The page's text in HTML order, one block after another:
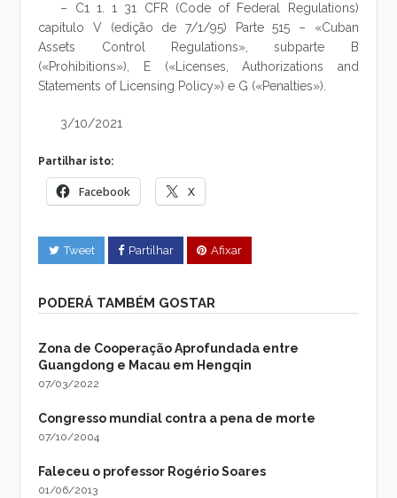
– C1 1. 1 31 CFR (Code of Federal Regulations)
capítulo V (edição de 7/1/95) Parte 515 – «Cuban
Assets Control Regulations», subparte B
(«Prohibitions»), E («Licenses, Authorizations and
Statements of Licensing Policy») e G («Penalties»).
3/10/2021
Partilhar isto:
Facebook X
Tweet Partilhar Afixar
PODERÁ TAMBÉM GOSTAR
Zona de Cooperação Aprofundada entre
Guangdong e Macau em Hengqin
07/03/2022
Congresso mundial contra a pena de morte
07/10/2004
Faleceu o professor Rogério Soares
01/06/2013